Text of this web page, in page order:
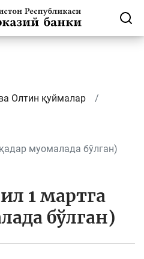
Олтин қуймалар
муомалада бўлган)
1 мартга
бўлган)